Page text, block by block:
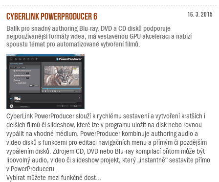
16. 3. 2015
CyberLink PowerProducer 6
Balík pro snadný authoring Blu-ray, DVD a CD disků podporuje
nejpoužívanější formáty videa, má vestavěnou GPU akceleraci a nabízí
spoustu témat pro automatizované vytvoření filmů.
CyberLink PowerProducer slouží k rychlému sestavení a vytvoření kratších i
delších filmů či slideshow, které lze v programu uložit na disk nebo rovnou
vypálit na vhodné médium. PowerProducer kombinuje authoring audio a
video disků s funkcemi pro editaci navigačních menu a přímým či pozdějším
vypálením disků. Zdrojem CD, DVD nebo Blu-ray kompilací přitom může být
libovolný audio, video či slideshow projekt, který „instantně“ sestavíte přímo
v PowerProduceru.
Vybírat můžete mezi funkčně dost...